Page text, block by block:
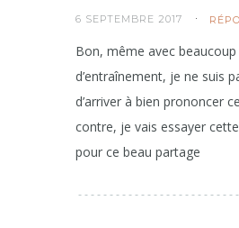
6 SEPTEMBRE 2017
Bon, même avec beaucoup
d’entraînement, je ne suis
d’arriver à bien prononcer
contre, je vais essayer
pour ce beau partage